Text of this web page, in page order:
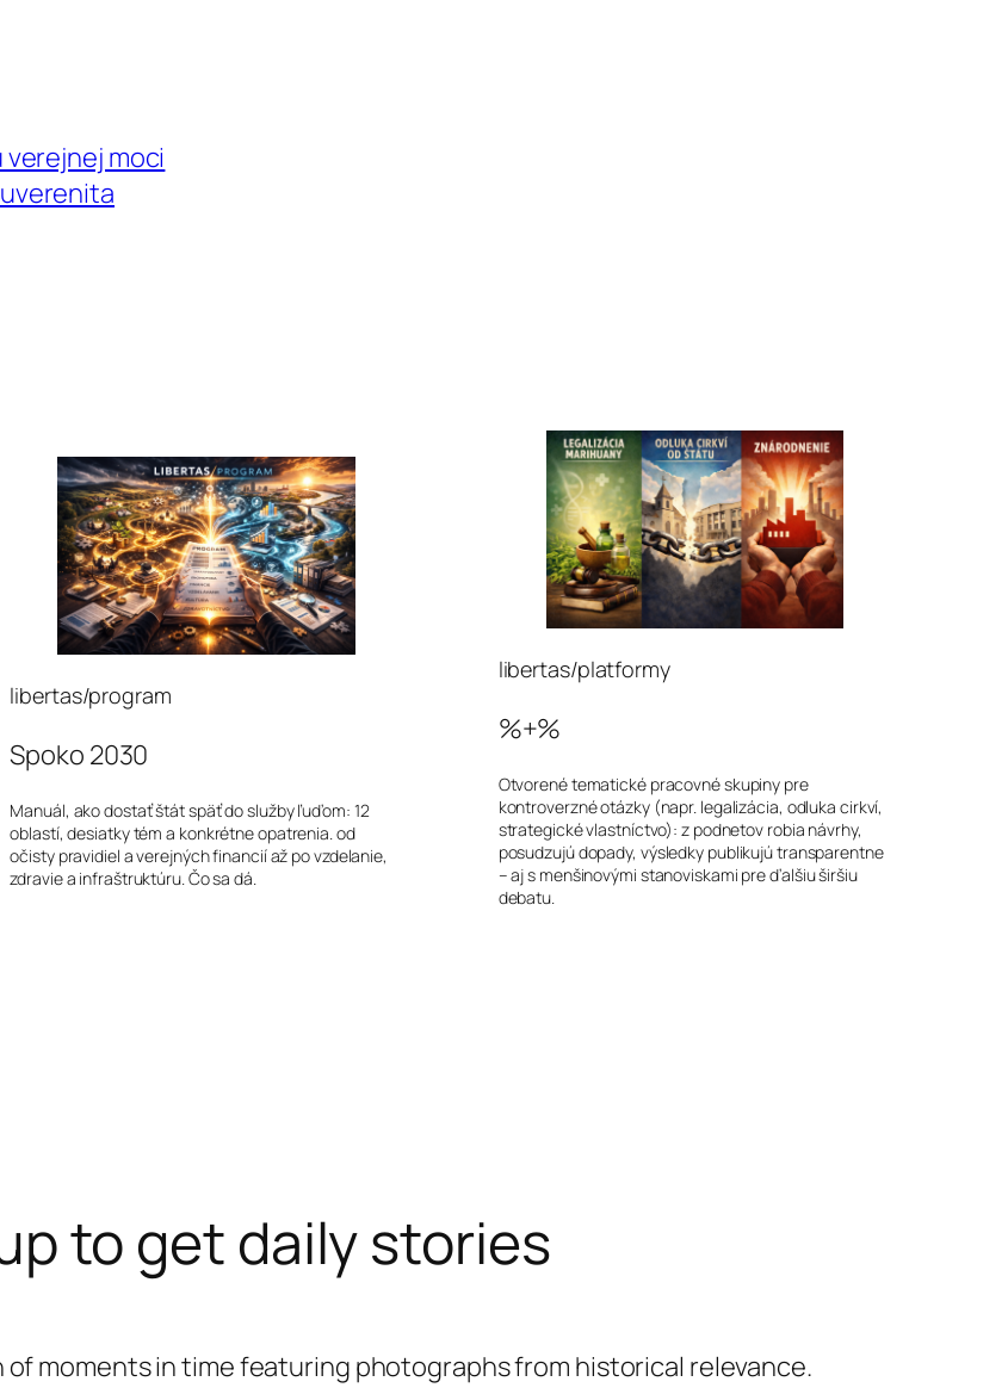
verejnej moci
libertas/program
Spoko 2030
Manuál, ako dostať štát späť do služby ľuďom: 12
oblastí, desiatky tém a konkrétne opatrenia. od
očisty pravidiel a verejných financií až po vzdelanie,
zdravie a infraštruktúru. Čo sa dá.
libertas/platformy
%+%
Otvorené tematické pracovné skupiny pre
kontroverzné otázky (napr. legalizácia, odluka cirkví,
strategické vlastníctvo): z podnetov robia návrhy,
posudzujú dopady, výsledky publikujú transparentne
– aj s menšinovými stanoviskami pre ďalšiu širšiu
debatu.
to get daily stories
moments in time featuring photographs from historical relevance.